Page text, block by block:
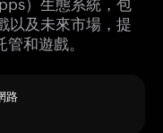
以及未來市場，提
和遊戲。
路